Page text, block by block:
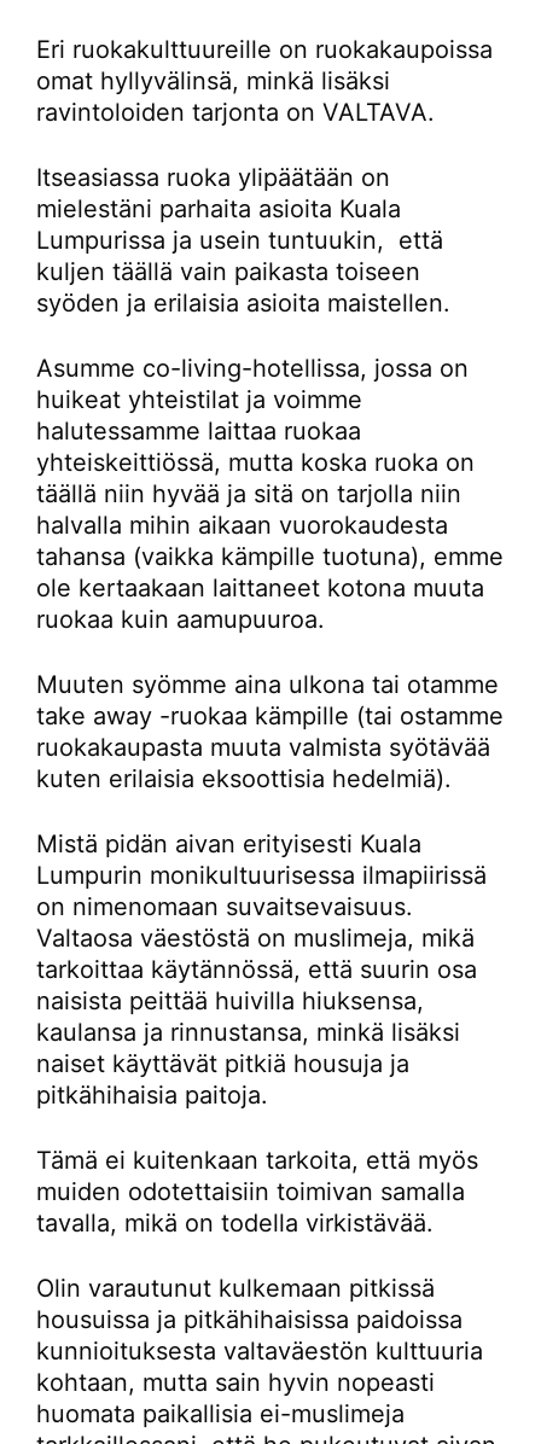
Eri ruokakulttuureille on ruokakaupoissa
omat hyllyvälinsä, minkä lisäksi
ravintoloiden tarjonta on VALTAVA.
Itseasiassa ruoka ylipäätään on
mielestäni parhaita asioita Kuala
Lumpurissa ja usein tuntuukin, että
kuljen täällä vain paikasta toiseen
syöden ja erilaisia asioita maistellen.
Asumme co-living-hotellissa, jossa on
huikeat yhteistilat ja voimme
halutessamme laittaa ruokaa
yhteiskeittiössä, mutta koska ruoka on
täällä niin hyvää ja sitä on tarjolla niin
halvalla mihin aikaan vuorokaudesta
tahansa (vaikka kämpille tuotuna), emme
ole kertaakaan laittaneet kotona muuta
ruokaa kuin aamupuuroa.
Muuten syömme aina ulkona tai otamme
take away -ruokaa kämpille (tai ostamme
ruokakaupasta muuta valmista syötävää
kuten erilaisia eksoottisia hedelmiä).
Mistä pidän aivan erityisesti Kuala
Lumpurin monikultuurisessa ilmapiirissä
on nimenomaan suvaitsevaisuus.
Valtaosa väestöstä on muslimeja, mikä
tarkoittaa käytännössä, että suurin osa
naisista peittää huivilla hiuksensa,
kaulansa ja rinnustansa, minkä lisäksi
naiset käyttävät pitkiä housuja ja
pitkähihaisia paitoja.
Tämä ei kuitenkaan tarkoita, että myös
muiden odotettaisiin toimivan samalla
tavalla, mikä on todella virkistävää.
Olin varautunut kulkemaan pitkissä
housuissa ja pitkähihaisissa paidoissa
kunnioituksesta valtaväestön kulttuuria
kohtaan, mutta sain hyvin nopeasti
huomata paikallisia ei-muslimeja